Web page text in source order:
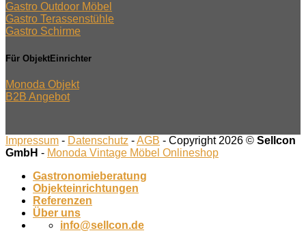
Gastro Outdoor Möbel
Gastro Terassenstühle
Gastro Schirme
Für ObjektEinrichter
Monoda Objekt
B2B Angebot
Impressum - Datenschutz -AGB - Copyright 2026 © Sellcon
GmbH - Monoda Vintage Möbel Onlineshop
Gastronomieberatung
Objekteinrichtungen
Referenzen
Über uns
info@sellcon.de